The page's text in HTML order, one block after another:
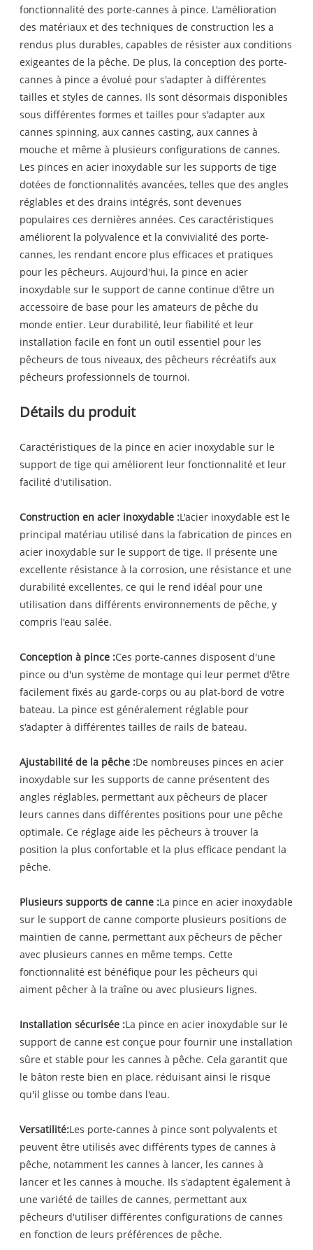
fonctionnalité des porte-cannes à pince. L'amélioration
des matériaux et des techniques de construction les a
rendus plus durables, capables de résister aux conditions
exigeantes de la pêche. De plus, la conception des porte-
cannes à pince a évolué pour s'adapter à différentes
tailles et styles de cannes. Ils sont désormais disponibles
sous différentes formes et tailles pour s'adapter aux
cannes spinning, aux cannes casting, aux cannes à
mouche et même à plusieurs configurations de cannes.
Les pinces en acier inoxydable sur les supports de tige
dotées de fonctionnalités avancées, telles que des angles
réglables et des drains intégrés, sont devenues
populaires ces dernières années. Ces caractéristiques
améliorent la polyvalence et la convivialité des porte-
cannes, les rendant encore plus efficaces et pratiques
pour les pêcheurs. Aujourd'hui, la pince en acier
inoxydable sur le support de canne continue d'être un
accessoire de base pour les amateurs de pêche du
monde entier. Leur durabilité, leur fiabilité et leur
installation facile en font un outil essentiel pour les
pêcheurs de tous niveaux, des pêcheurs récréatifs aux
pêcheurs professionnels de tournoi.
Détails du produit
Caractéristiques de la pince en acier inoxydable sur le
support de tige qui améliorent leur fonctionnalité et leur
facilité d'utilisation.
Construction en acier inoxydable :L'acier inoxydable est le
principal matériau utilisé dans la fabrication de pinces en
acier inoxydable sur le support de tige. Il présente une
excellente résistance à la corrosion, une résistance et une
durabilité excellentes, ce qui le rend idéal pour une
utilisation dans différents environnements de pêche, y
compris l'eau salée.
Conception à pince :Ces porte-cannes disposent d'une
pince ou d'un système de montage qui leur permet d'être
facilement fixés au garde-corps ou au plat-bord de votre
bateau. La pince est généralement réglable pour
s'adapter à différentes tailles de rails de bateau.
Ajustabilité de la pêche :De nombreuses pinces en acier
inoxydable sur les supports de canne présentent des
angles réglables, permettant aux pêcheurs de placer
leurs cannes dans différentes positions pour une pêche
optimale. Ce réglage aide les pêcheurs à trouver la
position la plus confortable et la plus efficace pendant la
pêche.
Plusieurs supports de canne :La pince en acier inoxydable
sur le support de canne comporte plusieurs positions de
maintien de canne, permettant aux pêcheurs de pêcher
avec plusieurs cannes en même temps. Cette
fonctionnalité est bénéfique pour les pêcheurs qui
aiment pêcher à la traîne ou avec plusieurs lignes.
Installation sécurisée :La pince en acier inoxydable sur le
support de canne est conçue pour fournir une installation
sûre et stable pour les cannes à pêche. Cela garantit que
le bâton reste bien en place, réduisant ainsi le risque
qu'il glisse ou tombe dans l'eau.
Versatilité:Les porte-cannes à pince sont polyvalents et
peuvent être utilisés avec différents types de cannes à
pêche, notamment les cannes à lancer, les cannes à
lancer et les cannes à mouche. Ils s'adaptent également à
une variété de tailles de cannes, permettant aux
pêcheurs d'utiliser différentes configurations de cannes
en fonction de leurs préférences de pêche.